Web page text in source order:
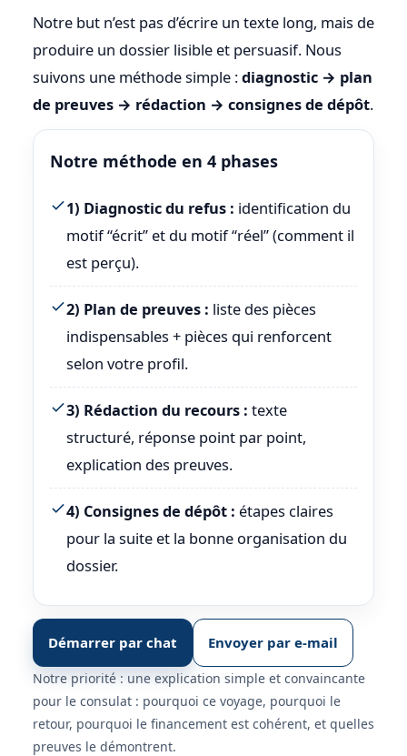
Notre but n’est pas d’écrire un texte long, mais de
produire un dossier lisible et persuasif. Nous
suivons une méthode simple :diagnostic → plan
de preuves → rédaction → consignes de dépôt.
Notre méthode en 4 phases
1) Diagnostic du refus : identification du
motif “écrit” et du motif “réel” (comment il
est perçu).
2) Plan de preuves : liste des pièces
indispensables + pièces qui renforcent
selon votre profil.
3) Rédaction du recours : texte
structuré, réponse point par point,
explication des preuves.
4) Consignes de dépôt : étapes claires
pour la suite et la bonne organisation du
dossier.
Démarrer par chat Envoyer par e-mail
Notre priorité : une explication simple et convaincante
pour le consulat : pourquoi ce voyage, pourquoi le
retour, pourquoi le financement est cohérent, et quelles
preuves le démontrent.